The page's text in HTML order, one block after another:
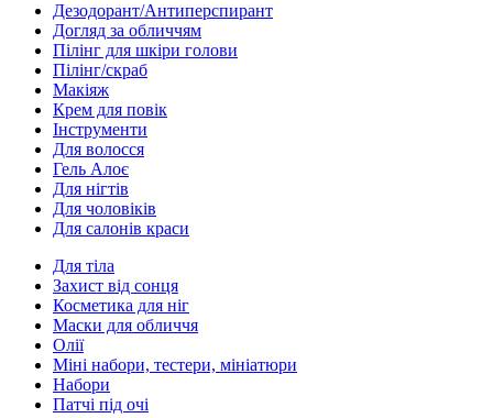
Дезодорант/Антиперспирант
Догляд за обличчям
Пілінг для шкіри голови
Пілінг/скраб
Макіяж
Крем для повік
Інструменти
Для волосся
Гель Алоє
Для нігтів
Для чоловіків
Для салонів краси
Для тіла
Захист від сонця
Косметика для ніг
Маски для обличчя
Олії
Міні набори, тестери, мініатюри
Набори
Патчі під очі